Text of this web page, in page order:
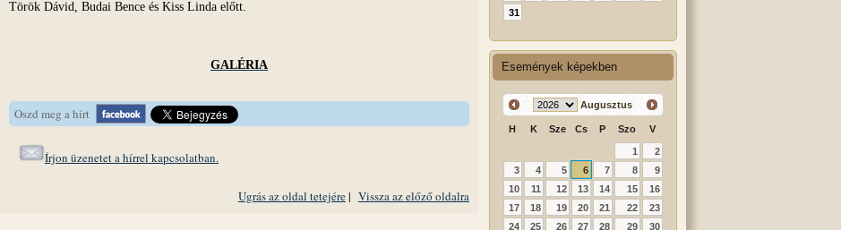
Török Dávid, Budai Bence és Kiss Linda előtt.
GALÉRIA
Oszd meg a hírt
Írjon üzenetet a hírrel kapcsolatban.
Ugrás az oldal tetejére| Vissza az előző oldalra
31
Események képekben
Augusztus
H K Sze Cs P Szo V
1
2
3
4 5 6 7 8
9
10
11 12 13 14 15
16
17
18 19 20 21 22
23
24
25 26 27 28 29
30